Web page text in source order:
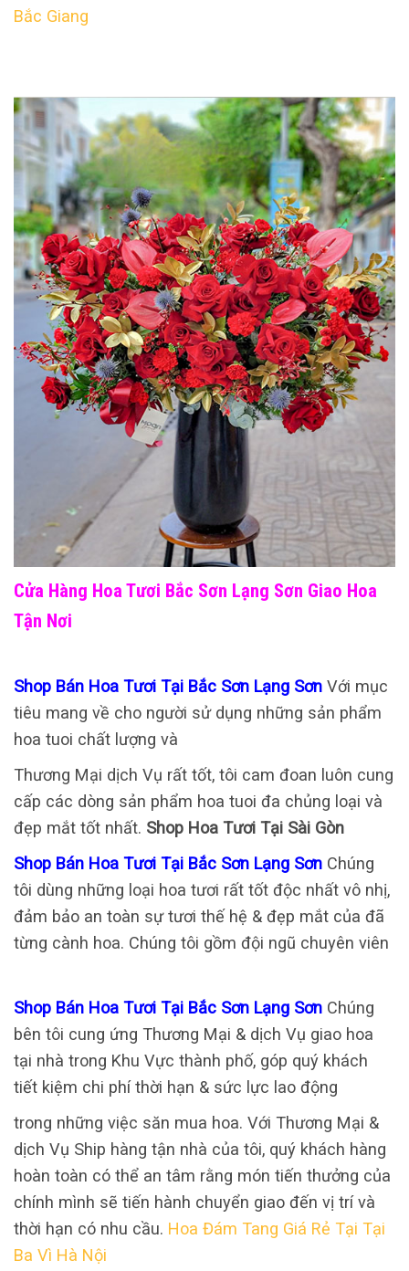
Bắc Giang
Cửa Hàng Hoa Tươi Bắc Sơn Lạng Sơn Giao Hoa
Tận Nơi
Shop Bán Hoa Tươi Tại Bắc Sơn Lạng Sơn Với mục
tiêu mang về cho người sử dụng những sản phẩm
hoa tuoi chất lượng và
Thương Mại dịch Vụ rất tốt, tôi cam đoan luôn cung
cấp các dòng sản phẩm hoa tuoi đa chủng loại và
đẹp mắt tốt nhất. Shop Hoa Tươi Tại Sài Gòn
Shop Bán Hoa Tươi Tại Bắc Sơn Lạng Sơn Chúng
tôi dùng những loại hoa tươi rất tốt độc nhất vô nhị,
đảm bảo an toàn sự tươi thế hệ & đẹp mắt của đã
từng cành hoa. Chúng tôi gồm đội ngũ chuyên viên
Shop Bán Hoa Tươi Tại Bắc Sơn Lạng Sơn Chúng
bên tôi cung ứng Thương Mại & dịch Vụ giao hoa
tại nhà trong Khu Vực thành phố, góp quý khách
tiết kiệm chi phí thời hạn & sức lực lao động
trong những việc săn mua hoa. Với Thương Mại &
dịch Vụ Ship hàng tận nhà của tôi, quý khách hàng
hoàn toàn có thể an tâm rằng món tiến thưởng của
chính mình sẽ tiến hành chuyển giao đến vị trí và
thời hạn có nhu cầu. Hoa Đám Tang Giá Rẻ Tại Tại
Ba Vì Hà Nội